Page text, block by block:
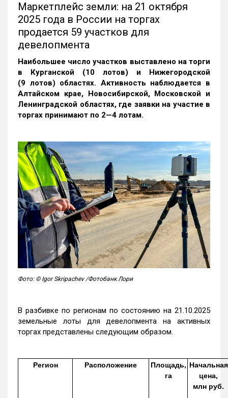
Маркетплейс земли: на 21 октября
2025 года в России на торгах
продается 59 участков для
девелопмента
Наибольшее число участков выставлено на торги
в Курганской (10 лотов) и Нижегородской
(9 лотов) областях. Активность наблюдается в
Алтайском крае, Новосибирской, Московской и
Ленинградской областях, где заявки на участие в
торгах принимают по 2—4 лотам.
Фото: © Igor Skripachev /Фотобанк Лори
В разбивке по регионам по состоянию на 21.10.2025
земельные лоты для девелопмента на активных
торгах представлены следующим образом.
Регион Расположение
Площадь,
га
Начальная
цена,
млн руб.